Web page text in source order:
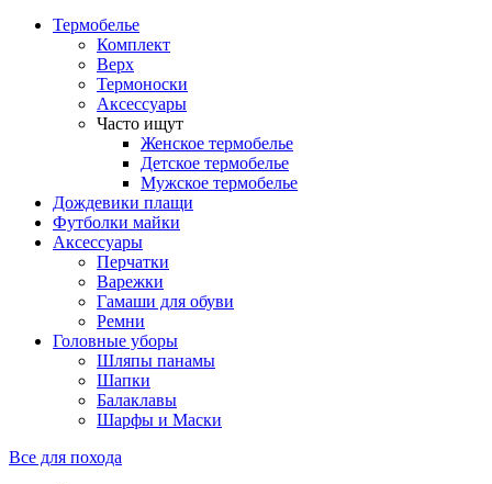
Термобелье
Комплект
Верх
Термоноски
Аксессуары
Часто ищут
Женское термобелье
Детское термобелье
Мужское термобелье
Дождевики плащи
Футболки майки
Аксессуары
Перчатки
Варежки
Гамаши для обуви
Ремни
Головные уборы
Шляпы панамы
Шапки
Балаклавы
Шарфы и Маски
Все для похода